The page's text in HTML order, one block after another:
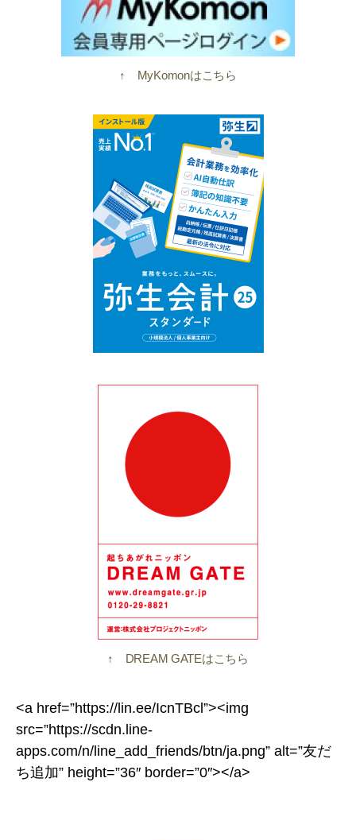
↑ MyKomonはこちら
↑ DREAM GATEはこちら
<a href=”https://lin.ee/IcnTBcl”><img
src=”https://scdn.line-
apps.com/n/line_add_friends/btn/ja.png” alt=”友だ
ち追加” height=”36″ border=”0″></a>